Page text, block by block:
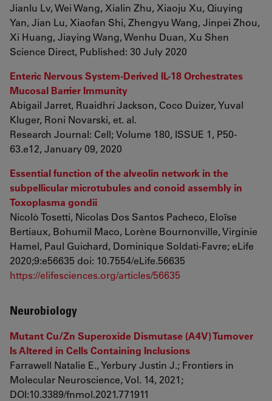
Jianlu Lv, Wei Wang, Xialin Zhu, Xiaoju Xu, Qiuying
Yan, Jian Lu, Xiaofan Shi, Zhengyu Wang, Jinpei Zhou,
Xi Huang, Jiaying Wang, Wenhu Duan, Xu Shen
Science Direct, Published: 30 July 2020
Enteric Nervous System-Derived IL-18 Orchestrates
Mucosal Barrier Immunity
Abigail Jarret, Ruaidhrí Jackson, Coco Duizer, Yuval
Kluger, Roni Novarski, et. al.
Research Journal: Cell; Volume 180, ISSUE 1, P50-
63.e12, January 09, 2020
Essential function of the alveolin network in the
subpellicular microtubules and conoid assembly in
Toxoplasma gondii
Nicolò Tosetti, Nicolas Dos Santos Pacheco, Eloïse
Bertiaux, Bohumil Maco, Lorène Bournonville, Virginie
Hamel, Paul Guichard, Dominique Soldati-Favre; eLife
2020;9:e56635 doi: 10.7554/eLife.56635
https://elifesciences.org/articles/56635
Neurobiology
Mutant Cu/Zn Superoxide Dismutase (A4V) Turnover
Is Altered in Cells Containing Inclusions
Farrawell Natalie E., Yerbury Justin J.; Frontiers in
Molecular Neuroscience, Vol. 14, 2021;
DOI:10.3389/fnmol.2021.771911